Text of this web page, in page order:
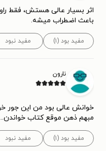
اثر بسیار عالی هستش، فقط
باعث اضطراب میشه.
مفید بود (۱) مفید نبود
نارون
خوانش عالی بود من این
مبهم ذهن موقع کتاب
مفید بود (۱) مفید نبود